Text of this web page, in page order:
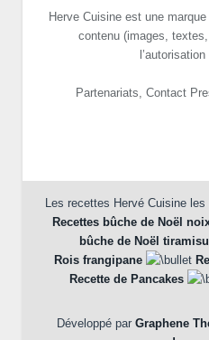
Herve Cuisine est une
contenu (images,
l’autorisation
Partenariats, Contact
Les recettes Hervé Cuisine
Recettes bûche de Noël
bûche de Noël tiramisu
Rois frangipane
Recette de Pancakes
Développé par Graphene